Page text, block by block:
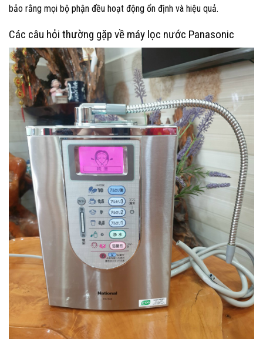
bảo rằng mọi bộ phận đều hoạt động ổn định và hiệu quả.
Các câu hỏi thường gặp về máy lọc nước Panasonic